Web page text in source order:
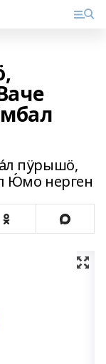
пӱрышӧ,
Ю́мо нерген